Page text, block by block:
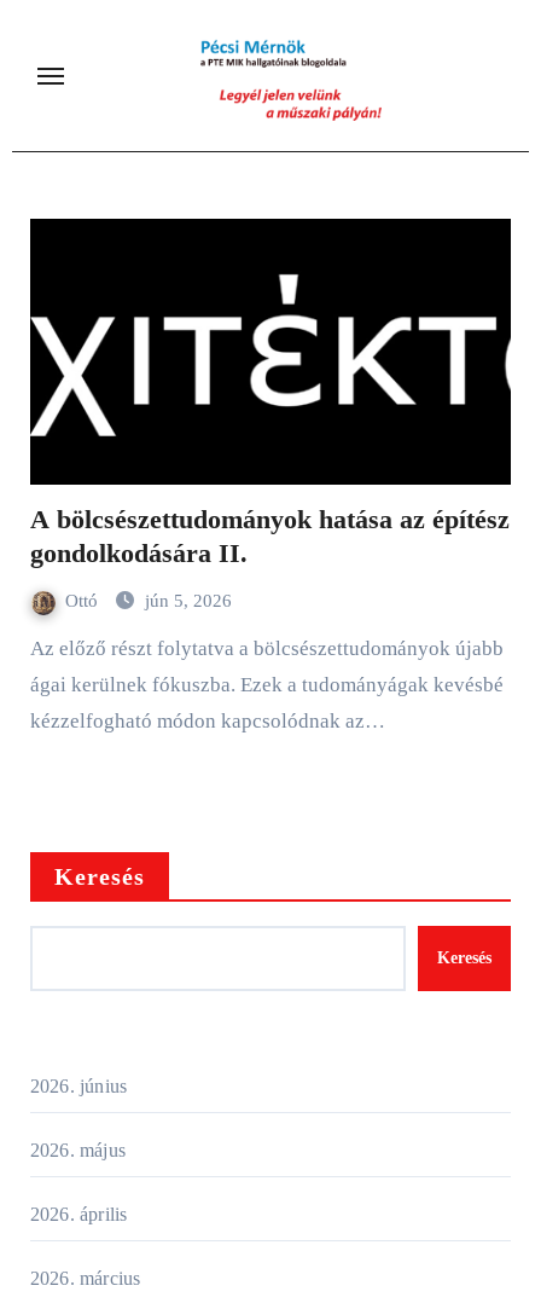
content
A bölcsészettudományok hatása az építész
gondolkodására II.
Ottó jún 5, 2026
Az előző részt folytatva a bölcsészettudományok újabb
ágai kerülnek fókuszba. Ezek a tudományágak kevésbé
kézzelfogható módon kapcsolódnak az…
Keresés
Keresés
2026. június
2026. május
2026. április
2026. március